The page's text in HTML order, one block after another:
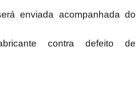
enviada acompanhada do
contra defeito de